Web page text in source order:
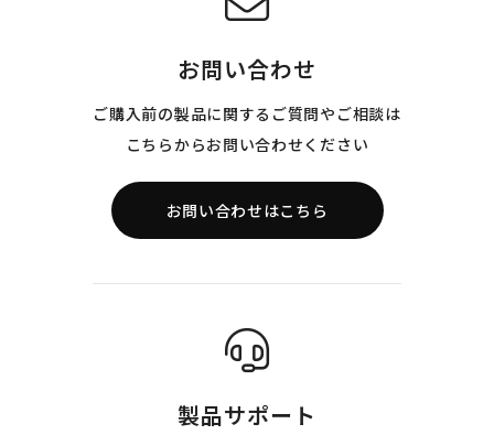
お問い合わせ
ご購入前の製品に関するご質問やご相談は
こちらからお問い合わせください
お問い合わせはこちら
製品サポート